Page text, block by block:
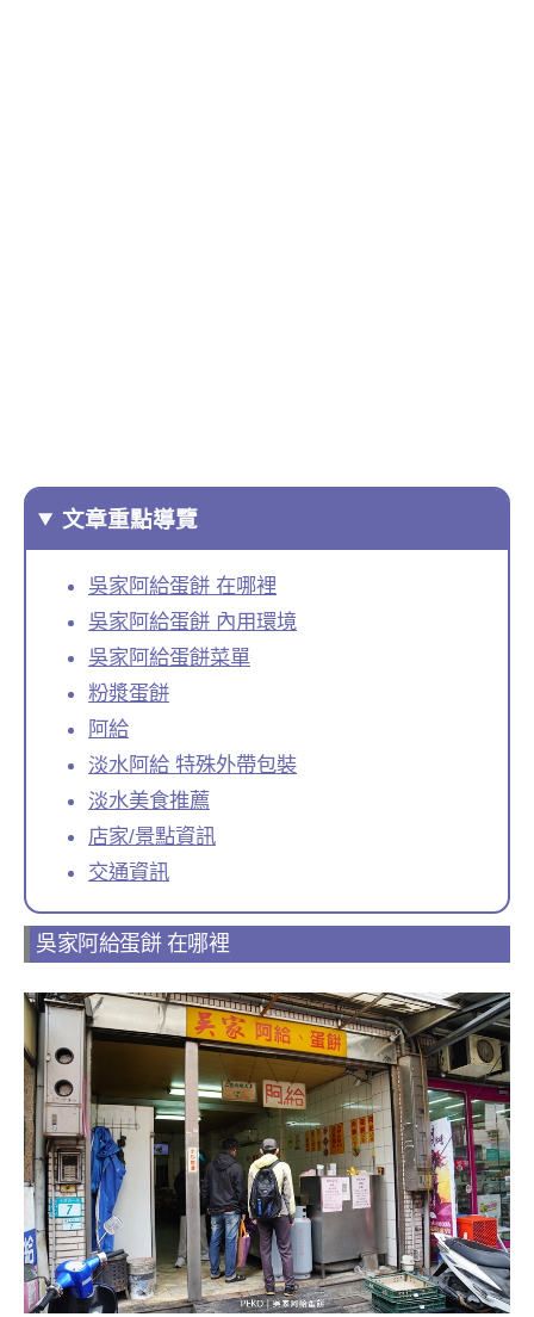
文章重點導覽
吳家阿給蛋餅 在哪裡
吳家阿給蛋餅 內用環境
吳家阿給蛋餅菜單
粉漿蛋餅
阿給
淡水阿給 特殊外帶包裝
淡水美食推薦
店家/景點資訊
交通資訊
吳家阿給蛋餅 在哪裡